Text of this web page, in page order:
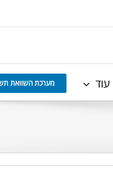
עוד מערכת השוואת